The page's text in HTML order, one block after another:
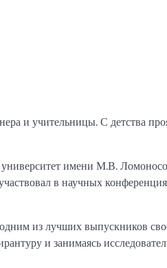
и учительницы. С детства
имени М.В.
в научных
из лучших выпускников
и занимаясь